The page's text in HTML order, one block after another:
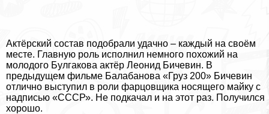
Актёрский состав подобрали удачно – каждый на своём
месте. Главную роль исполнил немного похожий на
молодого Булгакова актёр Леонид Бичевин. В
предыдущем фильме Балабанова «Груз 200» Бичевин
отлично выступил в роли фарцовщика носящего майку с
надписью «СССР». Не подкачал и на этот раз. Получился
хорошо.